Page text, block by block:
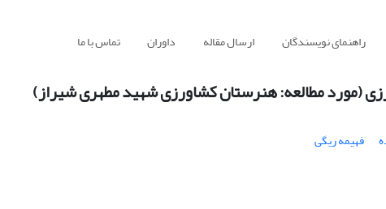
راهنمای نویسندگان ارسال مقاله داوران تماس با ما
(مورد مطالعه: هنرستان کشاورزی شهید مطهری شیراز)
فهیمه ریگی